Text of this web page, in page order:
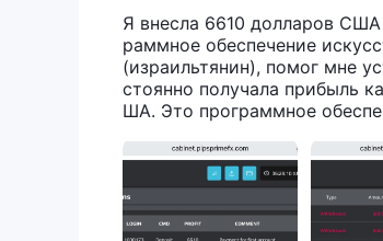
Я внесла 6610 долларов США
раммное обеспечение
(израильтянин), помог мне
стоянно получала прибыль
ША. Это программное
сь вывести 100 долларов
ларов США на мой счет
ода я отменила вывод
пор брокер не позволяет
ки, но до сих пор не